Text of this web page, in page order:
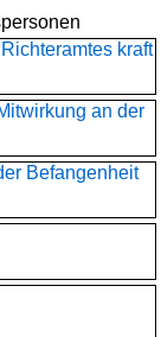
kraft
an der
Befangenheit